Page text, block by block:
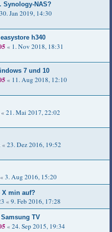
Synology-NAS?
30. Jan 2019, 14:30
h340
« 1. Nov 2018, 18:31
7 und 10
« 11. Aug 2018, 12:10
« 21. Mai 2017, 22:02
« 23. Dez 2016, 19:52
« 3. Aug 2016, 15:20
X min auf?
« 9. Feb 2016, 17:28
TV
« 24. Sep 2015, 19:34